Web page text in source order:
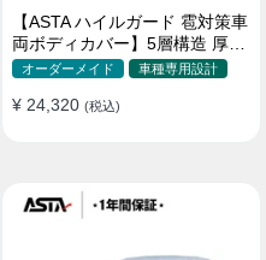
【ASTA ハイルガード 雹対策車
両ボディカバー】5層構造 厚手
オーダーメイド 凍結防止 防雪
ィカバー
オーダーメイド 車種専用設計
¥ 24,320 (税込)